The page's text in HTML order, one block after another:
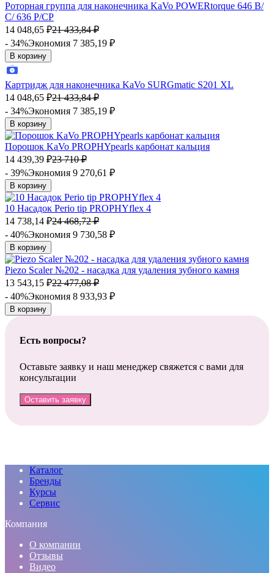
Роторная группа для наконечника KaVo POWERtorque 646 В/
С/ 636 P/CP
14 048,65 ₽21 433,84 ₽
- 34%Экономия 7 385,19 ₽
В корзину
Картридж для наконечника KaVo SURGmatic S201 XL
14 048,65 ₽21 433,84 ₽
- 34%Экономия 7 385,19 ₽
В корзину
Порошок KaVo PROPHYpearls карбонат кальция
14 439,39 ₽23 710 ₽
- 39%Экономия 9 270,61 ₽
В корзину
10 Насадок Perio tip PROPHYflex 4
14 738,14 ₽24 468,72 ₽
- 40%Экономия 9 730,58 ₽
В корзину
Piezo Scaler №202 - насадка для удаления зубного камня
13 543,15 ₽22 477,08 ₽
- 40%Экономия 8 933,93 ₽
В корзину
Есть вопросы?
Оставьте заявку и наш менеджер свяжется с вами для
консультации
Оставить заявку
Каталог
Бренды
Курсы
Сервис
Компания
О компании
Отзывы
Видео